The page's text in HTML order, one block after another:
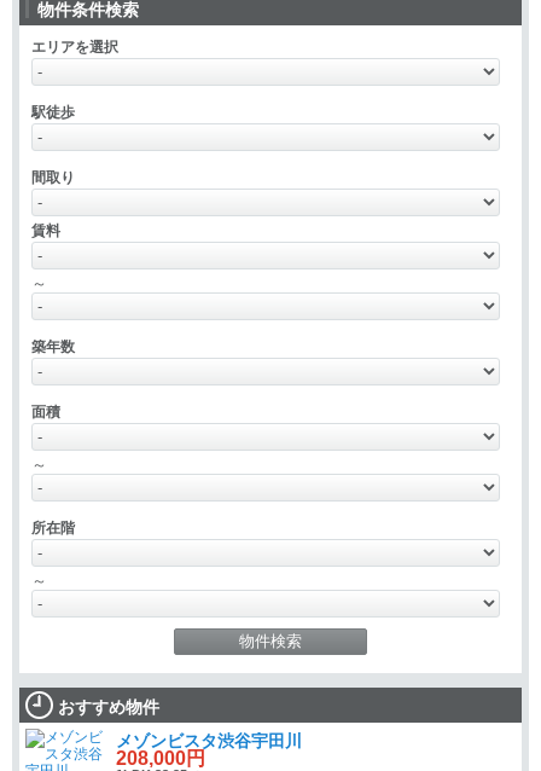
物件条件検索
エリアを選択
駅徒歩
間取り
賃料
～
築年数
面積
～
所在階
～
おすすめ物件
メゾンビスタ渋谷宇田川
208,000円